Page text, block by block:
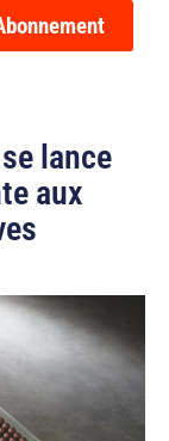
lance
aux